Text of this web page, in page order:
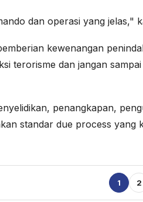
dan operasi yang jelas,"
kewenangan
terorisme dan jangan
penangkapan,
standar due process yang
1 2